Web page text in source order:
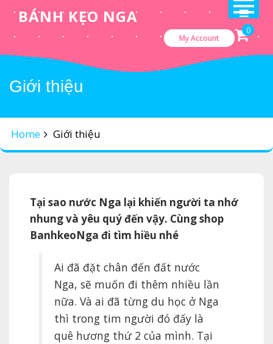
content
BÁNH KẸO NGA
0
My Account
Giới thiệu
Home Giới thiệu
Tại sao nước Nga lại khiến người ta nhớ
nhung và yêu quý đến vậy. Cùng shop
BanhkeoNga đi tìm hiều nhé
Ai đã đặt chân đến đất nước
Nga, sẽ muốn đi thêm nhiều lần
nữa. Và ai đã từng du học ở Nga
thì trong tim người đó đấy là
quê hương thứ 2 của mình. Tại